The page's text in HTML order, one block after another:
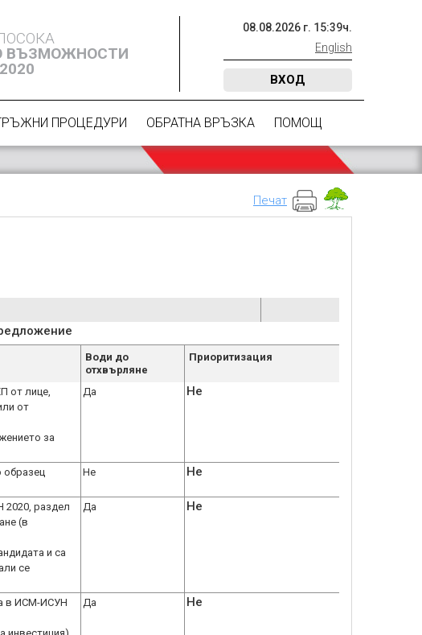
ВЪЗМОЖНОСТИ
08.08.2026 г. 15:39ч.
English
ВХОД
ПРОЦЕДУРИ ОБРАТНА ВРЪЗКА ПОМОЩ
Печат
Води до
отхвърляне
Приоритизация
от лице,
от
за
Да Не
образец
Не Не
2020, раздел
(в
и са
се
Да Не
в ИСМ-ИСУН
Да Не